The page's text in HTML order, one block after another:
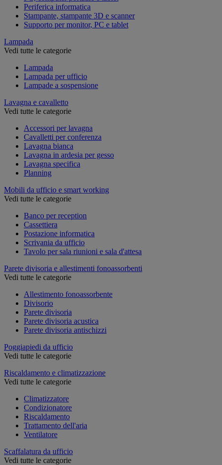
Periferica informatica
Stampante, stampante 3D e scanner
Supporto per monitor, PC e tablet
Lampada
Vedi tutte le categorie
Lampada
Lampada per ufficio
Lampade a sospensione
Lavagna e cavalletto
Vedi tutte le categorie
Accessori per lavagna
Cavalletti per conferenza
Lavagna bianca
Lavagna in ardesia per gesso
Lavagna specifica
Planning
Mobili da ufficio e smart working
Vedi tutte le categorie
Banco per reception
Cassettiera
Postazione informatica
Scrivania da ufficio
Tavolo per sala riunioni e sala d'attesa
Parete divisoria e allestimenti fonoassorbenti
Vedi tutte le categorie
Allestimento fonoassorbente
Divisorio
Parete divisoria
Parete divisoria acustica
Parete divisoria antischizzi
Poggiapiedi da ufficio
Vedi tutte le categorie
Riscaldamento e climatizzazione
Vedi tutte le categorie
Climatizzatore
Condizionatore
Riscaldamento
Trattamento dell'aria
Ventilatore
Scaffalatura da ufficio
Vedi tutte le categorie